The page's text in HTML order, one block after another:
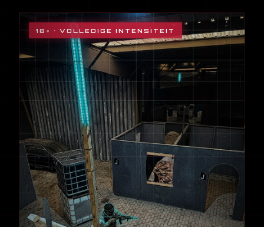
18+ · VOLLEDIGE INTENSITEIT